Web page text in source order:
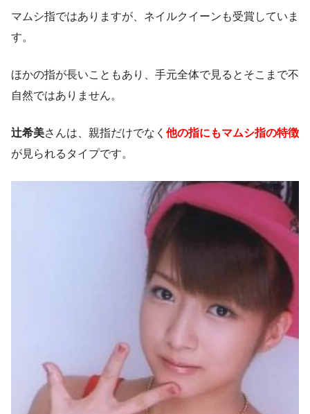
マムシ指ではありますが、ネイルクイーンも受賞していま
す。
ほかの指が長いこともあり、手元全体で見るとそこまで不
自然ではありません。
辻希美さんは、親指だけでなく 他の指にもマムシ指の特徴
が見られるタイプです。